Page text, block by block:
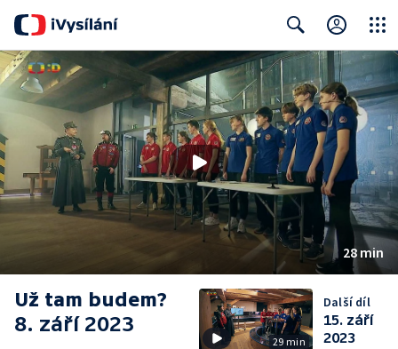
Search Close
28 min
Už tam budem?
8. září 2023
29 min
Další díl
15. září
2023